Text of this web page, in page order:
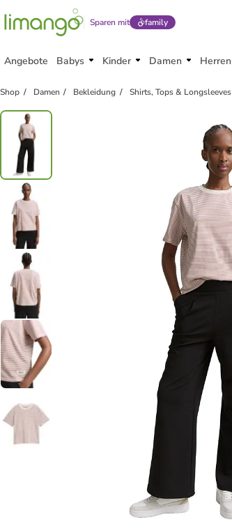
Sparen mit family
Angebote Babys Kinder Damen Herren
Shop Damen Bekleidung Shirts, Tops & Longsleeves